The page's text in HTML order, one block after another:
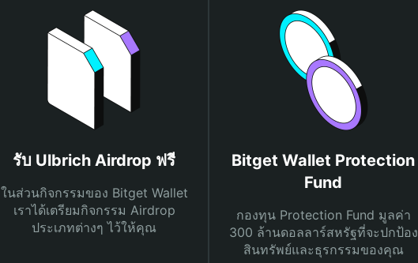
รับ Ulbrich Airdrop ฟรี
ในส่วนกิจกรรมของ Bitget Wallet
เราได้เตรียมกิจกรรม Airdrop
ประเภทต่างๆ ไว้ให้คุณ
Bitget Wallet Protection
Fund
กองทุน Protection Fund มูลค่า
300 ล้านดอลลาร์สหรัฐที่จะปกป้อง
สินทรัพย์และธุรกรรมของคุณ